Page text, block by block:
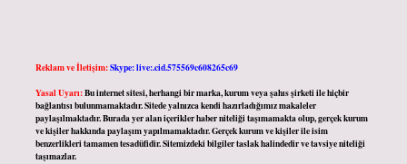
Reklam ve İletişim:Skype: live:.cid.575569c608265c69
Yasal Uyarı:Bu internet sitesi, herhangi bir marka, kurum veya şahıs şirketi ile hiçbir
bağlantısı bulunmamaktadır. Sitede yalnızca kendi hazırladığımız makaleler
paylaşılmaktadır. Burada yer alan içerikler haber niteliği taşımamakta olup, gerçek kurum
ve kişiler hakkında paylaşım yapılmamaktadır. Gerçek kurum ve kişiler ile isim
benzerlikleri tamamen tesadüfidir. Sitemizdeki bilgiler taslak halindedir ve tavsiye niteliği
taşımazlar.